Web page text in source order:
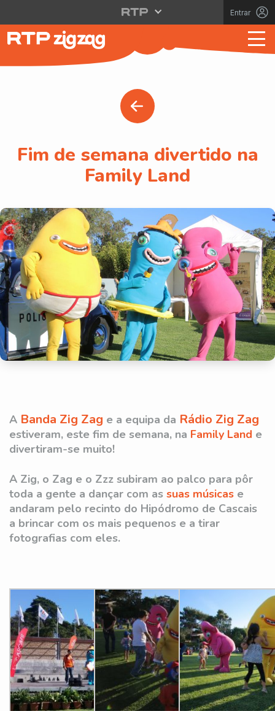
Entrar
Fim de semana divertido na
Family Land
A Banda Zig Zag e a equipa da Rádio Zig Zag
estiveram, este fim de semana, na Family Land e
divertiram-se muito!
A Zig, o Zag e o Zzz subiram ao palco para pôr
toda a gente a dançar com as suas músicas e
andaram pelo recinto do Hipódromo de Cascais
a brincar com os mais pequenos e a tirar
fotografias com eles.